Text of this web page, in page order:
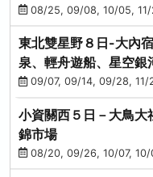
進免稅店)(仙/青)
08/25, 09/08, 10/05,
東北雙星野８日-大內
泉、輕舟遊船、星空銀
(不進免稅店)(仙/青)
09/07, 09/14, 09/28, 11/
小資關西５日－大鳥大
錦市場
08/20, 09/26, 10/07, 10/